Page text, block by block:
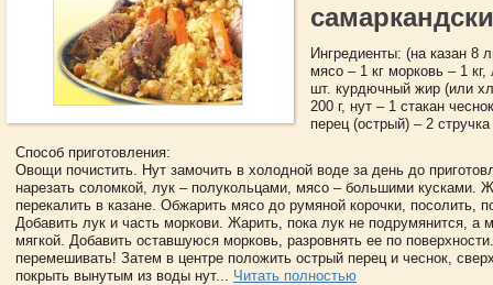
самаркандски
Ингредиенты: (на казан 8
мясо – 1 кг морковь – 1
шт. курдючный жир (или
200 г, нут – 1 стакан
перец (острый) – 2
Способ приготовления:
Овощи почистить. Нут замочить в холодной воде за день до
нарезать соломкой, лук – полукольцами, мясо – большими кусками.
перекалить в казане. Обжарить мясо до румяной корочки, посолить,
Добавить лук и часть моркови. Жарить, пока лук не подрумянится, а
мягкой. Добавить оставшуюся морковь, разровнять ее по
перемешивать! Затем в центре положить острый перец и чеснок,
покрыть вынутым из воды нут... Читать полностью